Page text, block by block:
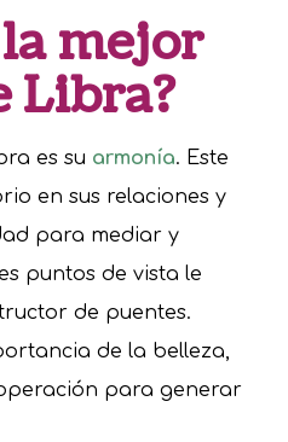
la mejor
Libra?
es su armonía. Este
en sus relaciones y
para mediar y
puntos de vista le
de puentes.
de la belleza,
para generar